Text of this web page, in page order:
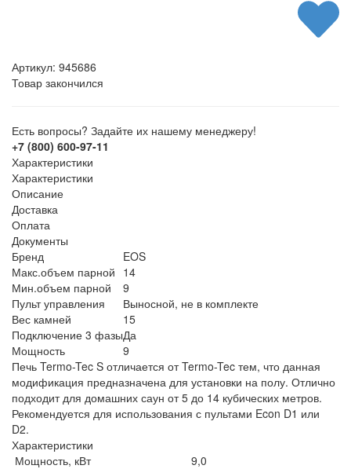
Артикул: 945686
Товар закончился
Есть вопросы? Задайте их нашему менеджеру!
+7 (800) 600-97-11
Характеристики
Характеристики
Описание
Доставка
Оплата
Документы
Бренд
EOS
Макс.объем парной 14
Мин.объем парной
9
Пульт управления
Выносной, не в комплекте
Вес камней
15
Подключение 3 фазыДа
Мощность
9
Печь Termo-Tec S отличается от Termo-Tec тем, что данная
модификация предназначена для установки на полу. Отлично
подходит для домашних саун от 5 до 14 кубических метров.
Рекомендуется для использования с пультами Econ D1 или
D2.
Характеристики
Мощность, кВт
9,0